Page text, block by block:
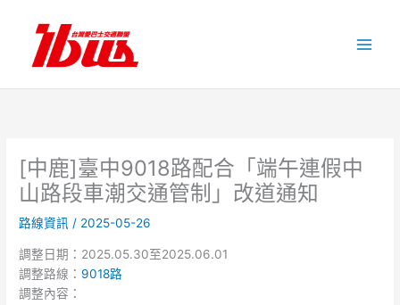
內
[中鹿]臺中9018路配合「端午連假中
山路段車潮交通管制」改道通知
路線資訊 / 2025-05-26
調整日期：2025.05.30至2025.06.01
調整路線： 9018路
調整內容：